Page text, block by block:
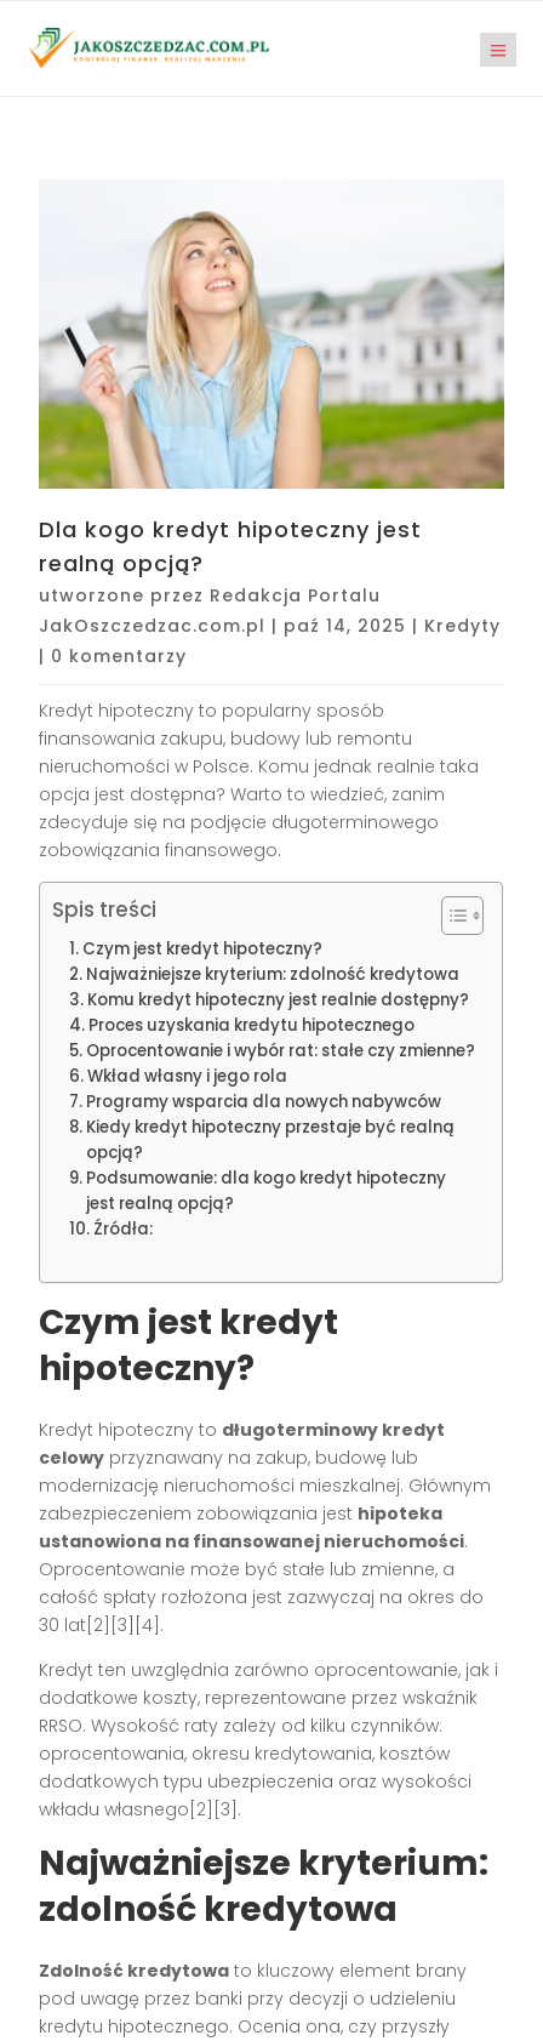
Dla kogo kredyt hipoteczny jest
realną opcją?
utworzone przez Redakcja Portalu
JakOszczedzac.com.pl | paź 14, 2025 | Kredyty
| 0 komentarzy
Kredyt hipoteczny to popularny sposób
finansowania zakupu, budowy lub remontu
nieruchomości w Polsce. Komu jednak realnie taka
opcja jest dostępna? Warto to wiedzieć, zanim
zdecyduje się na podjęcie długoterminowego
zobowiązania finansowego.
Spis treści
Czym jest kredyt hipoteczny?
Najważniejsze kryterium: zdolność kredytowa
Komu kredyt hipoteczny jest realnie dostępny?
Proces uzyskania kredytu hipotecznego
Oprocentowanie i wybór rat: stałe czy zmienne?
Wkład własny i jego rola
Programy wsparcia dla nowych nabywców
Kiedy kredyt hipoteczny przestaje być realną
opcją?
Podsumowanie: dla kogo kredyt hipoteczny
jest realną opcją?
Źródła:
Czym jest kredyt
hipoteczny?
Kredyt hipoteczny to długoterminowy kredyt
celowy przyznawany na zakup, budowę lub
modernizację nieruchomości mieszkalnej. Głównym
zabezpieczeniem zobowiązania jest hipoteka
ustanowiona na finansowanej nieruchomości.
Oprocentowanie może być stałe lub zmienne, a
całość spłaty rozłożona jest zazwyczaj na okres do
30 lat[2][3][4].
Kredyt ten uwzględnia zarówno oprocentowanie, jak i
dodatkowe koszty, reprezentowane przez wskaźnik
RRSO. Wysokość raty zależy od kilku czynników:
oprocentowania, okresu kredytowania, kosztów
dodatkowych typu ubezpieczenia oraz wysokości
wkładu własnego[2][3].
Najważniejsze kryterium:
zdolność kredytowa
Zdolność kredytowa to kluczowy element brany
pod uwagę przez banki przy decyzji o udzieleniu
kredytu hipotecznego. Ocenia ona, czy przyszły